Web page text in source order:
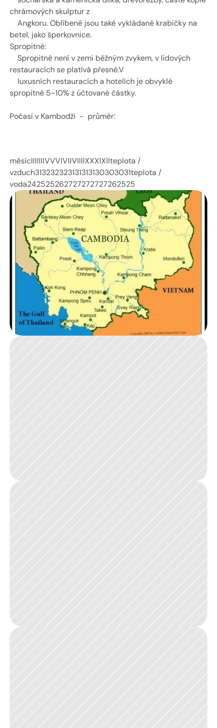
chrámových skulptur z
Angkoru. Oblíbené jsou také vykládané krabičky na
betel, jako šperkovnice.
Spropitné:
Spropitné není v zemi běžným zvykem, v lidových
restauracích se platívá přesně.V
luxusních restauracích a hotelích je obvyklé
spropitné 5-10% z účtované částky.
Počasí v Kambodži  -  průměr:
měsícIIIIIIIVVVIVIIVIIIIXXXIXIIteplota /
vzduch313232323131313130303031teplota /
voda242525262727272727262525